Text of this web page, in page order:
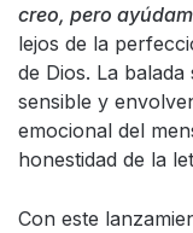
creo, pero
lejos de la
de Dios. La
sensible y
emocional del
honestidad de la
Con este